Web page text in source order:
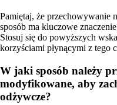
Pamiętaj, że przechowywanie
sposób ma kluczowe
Stosuj się do powyższych
korzyściami płynącymi z tego
W jaki sposób należy
modyfikowane, aby
odżywcze?